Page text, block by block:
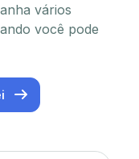
vários
você pode